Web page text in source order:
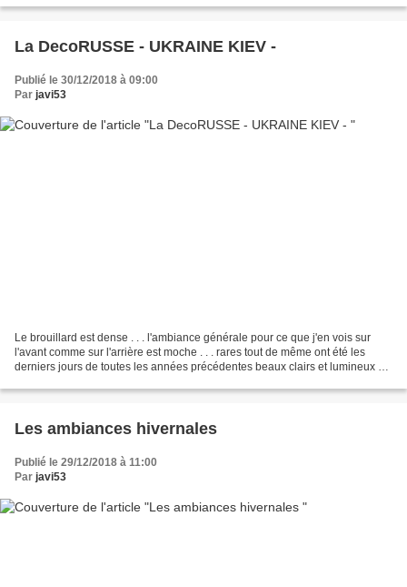
La DecoRUSSE - UKRAINE KIEV -
Publié le 30/12/2018 à 09:00
Par javi53
Le brouillard est dense . . . l'ambiance générale pour ce que j'en vois sur
l'avant comme sur l'arrière est moche . . . rares tout de même ont été les
derniers jours de toutes les années précédentes beaux clairs et lumineux à
Les ambiances hivernales
Publié le 29/12/2018 à 11:00
Par javi53